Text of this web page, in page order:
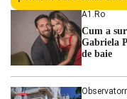
persoane sunt
ordinii constituționale.
judecătorii de la
A1.ro
Cum a
Gabriela
de baie